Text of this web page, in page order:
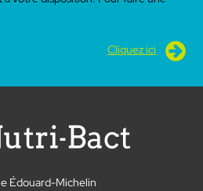
Cliquez ici
Édouard-Michelin